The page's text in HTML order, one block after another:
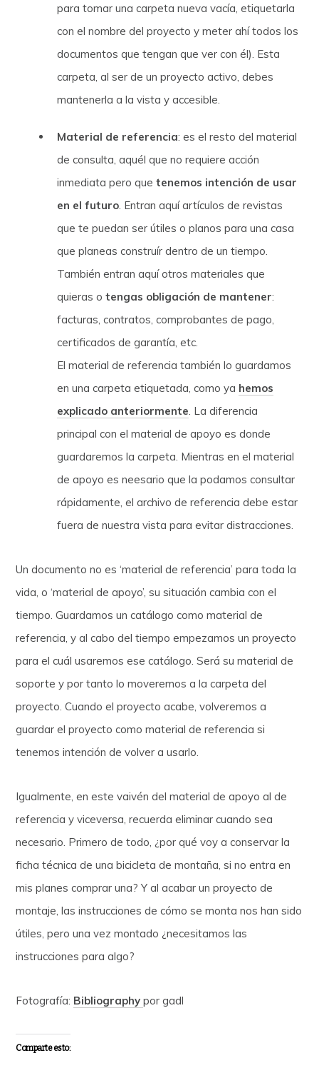
para tomar una carpeta nueva vacía, etiquetarla
con el nombre del proyecto y meter ahí todos los
documentos que tengan que ver con él). Esta
carpeta, al ser de un proyecto activo, debes
mantenerla a la vista y accesible.
Material de referencia: es el resto del material
de consulta, aquél que no requiere acción
inmediata pero que tenemos intención de usar
en el futuro. Entran aquí artículos de revistas
que te puedan ser útiles o planos para una casa
que planeas construír dentro de un tiempo.
También entran aquí otros materiales que
quieras o tengas obligación de mantener:
facturas, contratos, comprobantes de pago,
certificados de garantía, etc.
El material de referencia también lo guardamos
en una carpeta etiquetada, como ya hemos
explicado anteriormente. La diferencia
principal con el material de apoyo es donde
guardaremos la carpeta. Mientras en el material
de apoyo es neesario que la podamos consultar
rápidamente, el archivo de referencia debe estar
fuera de nuestra vista para evitar distracciones.
Un documento no es ‘material de referencia’ para toda la
vida, o ‘material de apoyo’, su situación cambia con el
tiempo. Guardamos un catálogo como material de
referencia, y al cabo del tiempo empezamos un proyecto
para el cuál usaremos ese catálogo. Será su material de
soporte y por tanto lo moveremos a la carpeta del
proyecto. Cuando el proyecto acabe, volveremos a
guardar el proyecto como material de referencia si
tenemos intención de volver a usarlo.
Igualmente, en este vaivén del material de apoyo al de
referencia y viceversa, recuerda eliminar cuando sea
necesario. Primero de todo, ¿por qué voy a conservar la
ficha técnica de una bicicleta de montaña, si no entra en
mis planes comprar una? Y al acabar un proyecto de
montaje, las instrucciones de cómo se monta nos han sido
útiles, pero una vez montado ¿necesitamos las
instrucciones para algo?
Fotografía: Bibliographypor gadl
Comparte esto: